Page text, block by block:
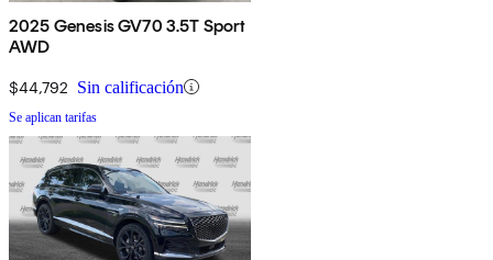
2025 Genesis GV70 3.5T Sport
AWD
$44,792 Sin calificación
Se aplican tarifas